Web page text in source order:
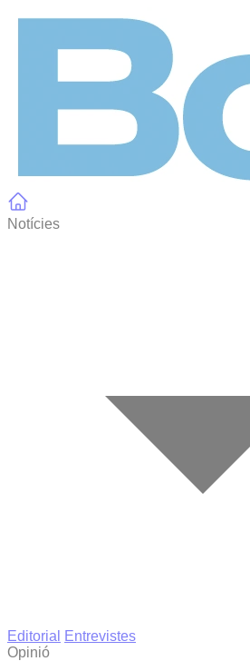
Notícies
Editorial
Entrevistes
Opinió